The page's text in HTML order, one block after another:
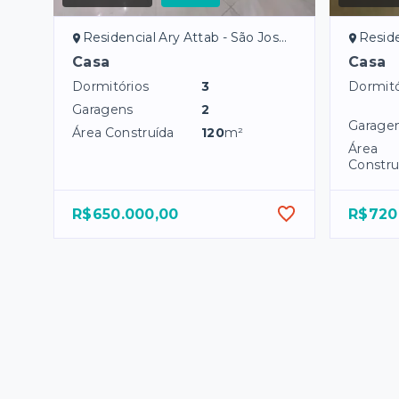
Residencial Ary Attab - São José do Rio Preto/SP
Casa
Dormitórios
3
Garagens
2
Área Construída
120m²
R$650.000,00
Casa
Área